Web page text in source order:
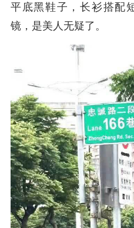
平底黑鞋子，长衫搭配
镜，是美人无疑了。